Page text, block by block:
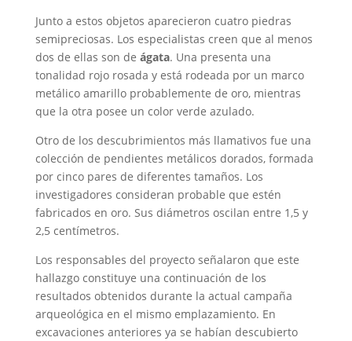
Junto a estos objetos aparecieron cuatro piedras
semipreciosas. Los especialistas creen que al menos
dos de ellas son de ágata. Una presenta una
tonalidad rojo rosada y está rodeada por un marco
metálico amarillo probablemente de oro, mientras
que la otra posee un color verde azulado.
Otro de los descubrimientos más llamativos fue una
colección de pendientes metálicos dorados, formada
por cinco pares de diferentes tamaños. Los
investigadores consideran probable que estén
fabricados en oro. Sus diámetros oscilan entre 1,5 y
2,5 centímetros.
Los responsables del proyecto señalaron que este
hallazgo constituye una continuación de los
resultados obtenidos durante la actual campaña
arqueológica en el mismo emplazamiento. En
excavaciones anteriores ya se habían descubierto